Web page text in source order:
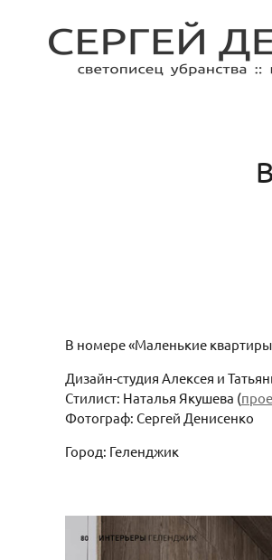
В номере «Маленькие
Дизайн-студия Алексея и
Стилист: Наталья Якушева (
Фотограф: Сергей Денисенко
Город: Геленджик